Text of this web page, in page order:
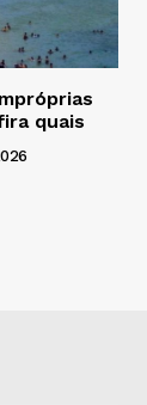
quais